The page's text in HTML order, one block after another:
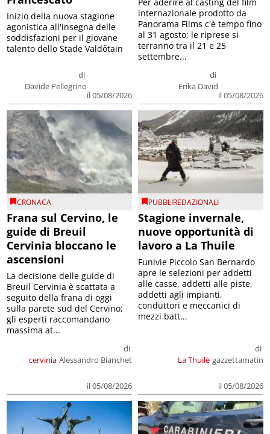
di
Davide Pellegrino
il 05/08/2026
Inizio della nuova stagione
agonistica all'insegna delle
soddisfazioni per il giovane
talento dello Stade Valdôtain
di
Erika David
il 05/08/2026
internazionale prodotto da
Panorama Films c'è tempo fino
al 31 agosto; le riprese si
terranno tra il 21 e 25
settembre...
CRONACA
Frana sul Cervino, le
guide di Breuil
Cervinia bloccano le
ascensioni
cervinia
di
Alessandro Bianchet
il 05/08/2026
La decisione delle guide di
Breuil Cervinia è scattata a
seguito della frana di oggi
sulla parete sud del Cervino;
gli esperti raccomandano
massima at...
PUBBLIREDAZIONALI
Stagione invernale,
nuove opportunità di
lavoro a La Thuile
La Thuile
di
gazzettamatin
il 05/08/2026
Funivie Piccolo San Bernardo
apre le selezioni per addetti
alle casse, addetti alle piste,
addetti agli impianti,
conduttori e meccanici di
mezzi batt...